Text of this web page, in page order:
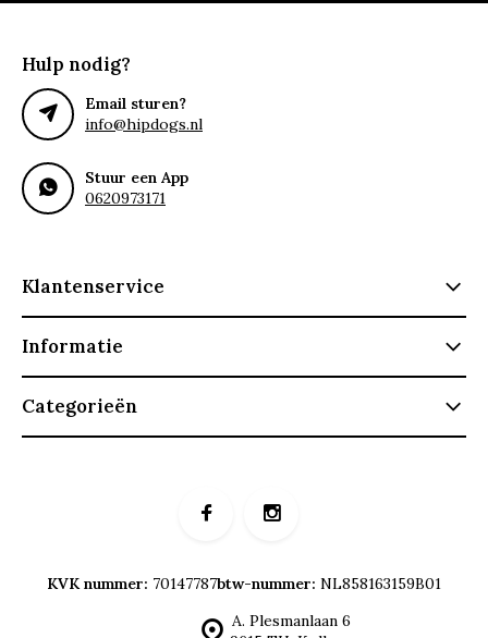
Hulp nodig?
Email sturen?
info@hipdogs.nl
Stuur een App
0620973171
Klantenservice
Informatie
Categorieën
A. Plesmanlaan 6
KVK nummer: 70147787btw-nummer: NL858163159B01